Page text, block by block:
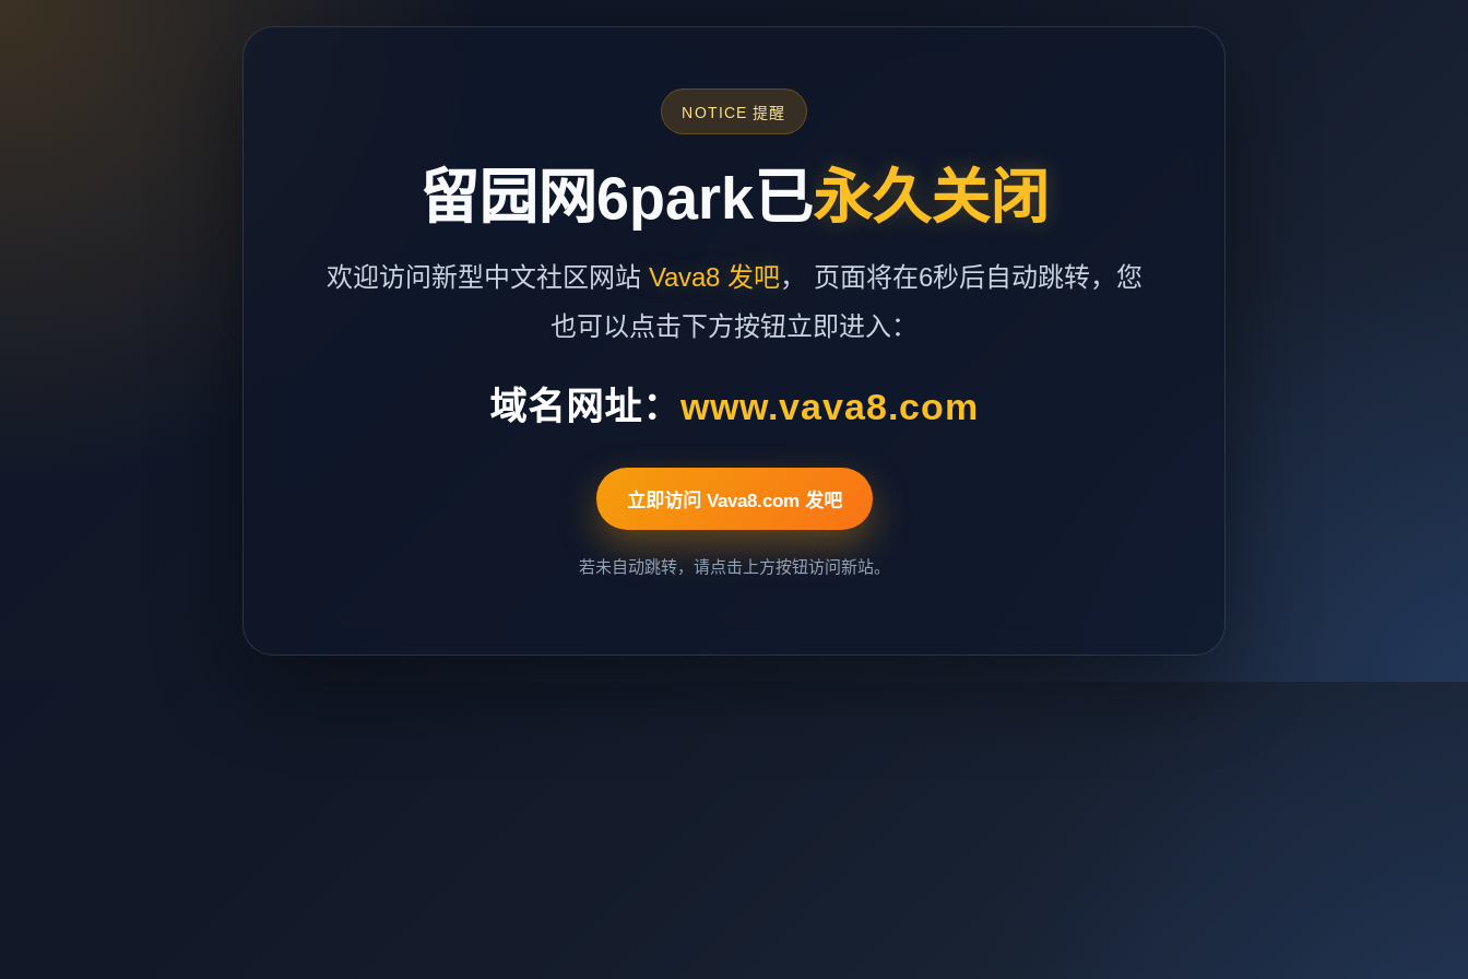
NOTICE 提醒
留园网6park已永久关闭
欢迎访问新型中文社区网站 Vava8 发吧， 页面将在6秒后自动跳转，您
也可以点击下方按钮立即进入：
域名网址： www.vava8.com
立即访问 Vava8.com 发吧
若未自动跳转，请点击上方按钮访问新站。